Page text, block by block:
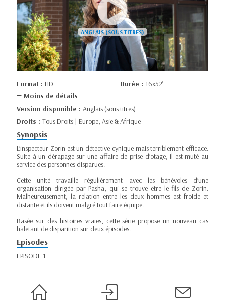
Format : HD Durée : 16x52’
Moins de détails
Version disponible : Anglais (sous titres)
Droits : Tous Droits | Europe, Asie & Afrique
Synopsis
L’inspecteur Zorin est un détective cynique mais terriblement efficace.
Suite à un dérapage sur une affaire de prise d’otage, il est muté au
service des personnes disparues.
Cette unité travaille régulièrement avec les bénévoles d’une
organisation dirigée par Pasha, qui se trouve être le fils de Zorin.
Malheureusement, la relation entre les deux hommes est froide et
distante et ils doivent malgré tout faire équipe.
Basée sur des histoires vraies, cette série propose un nouveau cas
haletant de disparition sur deux épisodes.
Episodes
EPISODE 1